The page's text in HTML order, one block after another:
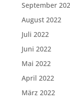
September
August 2022
Juli 2022
Juni 2022
Mai 2022
April 2022
März 2022